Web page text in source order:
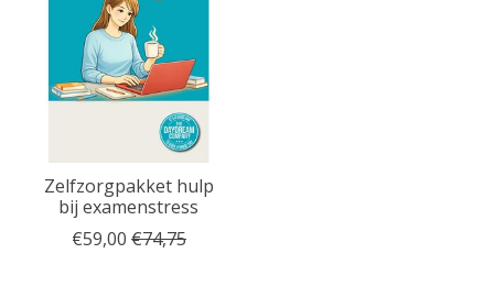
Zelfzorgpakket hulp
bij examenstress
€59,00 €74,75